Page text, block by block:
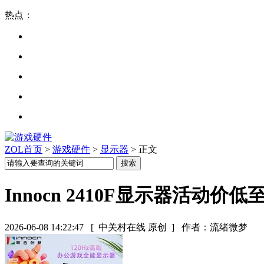
热点：
ZOL首页 > 游戏硬件 > 显示器 > 正文
Innocn 2410F显示器活动价低
2026-06-08 14:22:47 [ 中关村在线 原创 ] 作者：流绪微梦